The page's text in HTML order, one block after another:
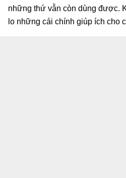
những thứ vẫn còn dùng được.
lo những cái chính giúp ích cho